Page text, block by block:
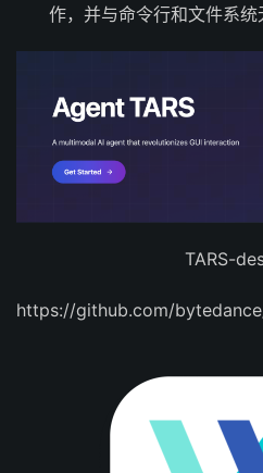
作，并与命令行和文件系统
TARS-
https://github.com/